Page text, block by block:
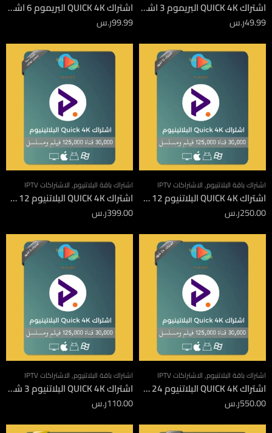
اشتراك QUICK 4K البريموم 3 اشهر
49.99ر.س
اشتراك QUICK 4K البريموم 6 اشهر
99.99ر.س
اشتراك باقة البلاتنيوم,الاشتراكات IPTV
اشتراك QUICK 4K البلاتنيوم 12 شهر
250.00ر.س
اشتراك باقة البلاتنيوم,الاشتراكات IPTV
اشتراك QUICK 4K البلاتنيوم 12 شهر جهازين
399.00ر.س
اشتراك باقة البلاتنيوم,الاشتراكات IPTV
اشتراك QUICK 4K البلاتنيوم 24 شهر
550.00ر.س
اشتراك باقة البلاتنيوم,الاشتراكات IPTV
اشتراك QUICK 4K البلاتنيوم 3 شهور
110.00ر.س